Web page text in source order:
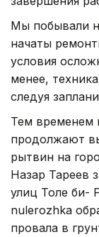
Мы побывали
начаты
условия
менее,
следуя
Тем временем
продолжают
рытвин на
Назар Тареев
улиц Толе би-
nulerozhka
провала в